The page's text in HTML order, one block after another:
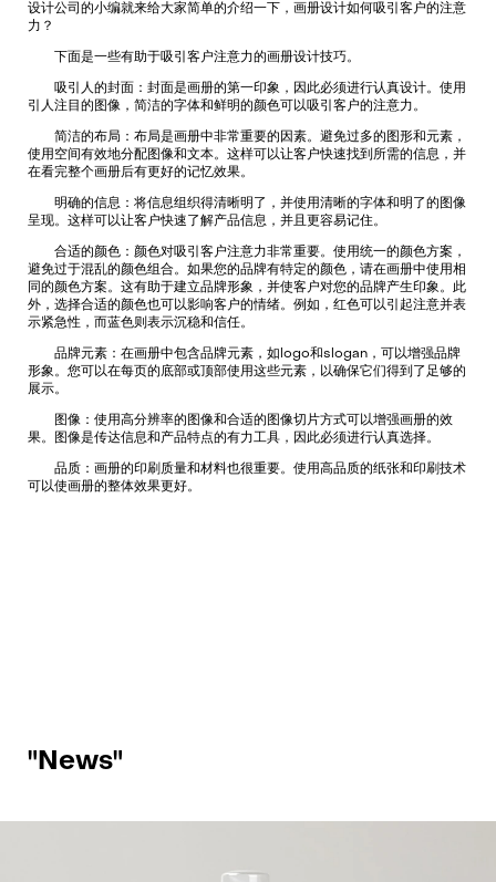
设计公司 的小编就来给大家简单的介绍一下，画册设计如何吸引客户的注意
力？
下面是一些有助于吸引客户注意力的画册设计技巧。
吸引人的封面：封面是画册的第一印象，因此必须进行认真设计。使用
引人注目的图像，简洁的字体和鲜明的颜色可以吸引客户的注意力。
简洁的布局：布局是画册中非常重要的因素。避免过多的图形和元素，
使用空间有效地分配图像和文本。这样可以让客户快速找到所需的信息，并
在看完整个画册后有更好的记忆效果。
明确的信息：将信息组织得清晰明了，并使用清晰的字体和明了的图像
呈现。这样可以让客户快速了解产品信息，并且更容易记住。
合适的颜色：颜色对吸引客户注意力非常重要。使用统一的颜色方案，
避免过于混乱的颜色组合。如果您的品牌有特定的颜色，请在画册中使用相
同的颜色方案。这有助于建立品牌形象，并使客户对您的品牌产生印象。此
外，选择合适的颜色也可以影响客户的情绪。例如，红色可以引起注意并表
示紧急性，而蓝色则表示沉稳和信任。
品牌元素：在画册中包含品牌元素，如logo和slogan，可以增强品牌
形象。您可以在每页的底部或顶部使用这些元素，以确保它们得到了足够的
展示。
图像：使用高分辨率的图像和合适的图像切片方式可以增强画册的效
果。图像是传达信息和产品特点的有力工具，因此必须进行认真选择。
品质：画册的印刷质量和材料也很重要。使用高品质的纸张和印刷技术
可以使画册的整体效果更好。
"News"